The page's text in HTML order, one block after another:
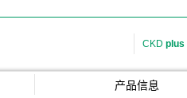
CKD plus
产品信息